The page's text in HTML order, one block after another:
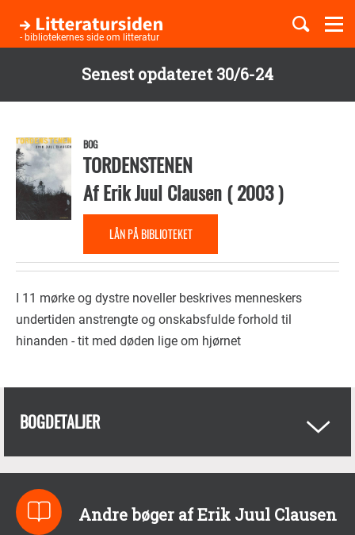
Senest opdateret 30/6-24
hovedindhold
- bibliotekernes side om litteratur
Børnebøger
Temaer
BOG
TORDENSTENEN
AfErik Juul Clausen(2003)
LÅN PÅ BIBLIOTEKET
I 11 mørke og dystre noveller beskrives menneskers
undertiden anstrengte og onskabsfulde forhold til
hinanden - tit med døden lige om hjørnet
BOGDETALJER
Andre bøger af Erik Juul Clausen